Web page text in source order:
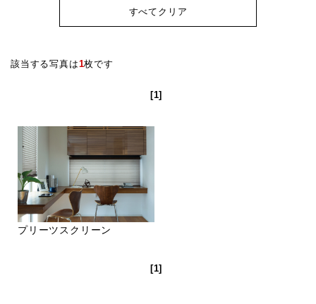
すべてクリア
該当する写真は1枚です
[1]
プリーツスクリーン
[1]